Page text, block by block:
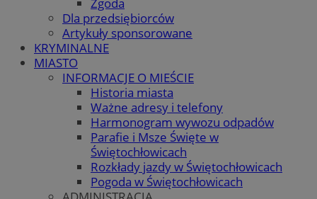
Dla przedsiębiorców
Artykuły sponsorowane
KRYMINALNE
MIASTO
INFORMACJE O MIEŚCIE
Historia miasta
Ważne adresy i telefony
Harmonogram wywozu odpadów
Parafie i Msze Święte w
Świętochłowicach
Rozkłady jazdy w Świętochłowicach
Pogoda w Świętochłowicach